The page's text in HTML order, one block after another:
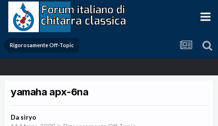
Rigorosamente Off-Topic
yamaha apx-6na
Da siryo